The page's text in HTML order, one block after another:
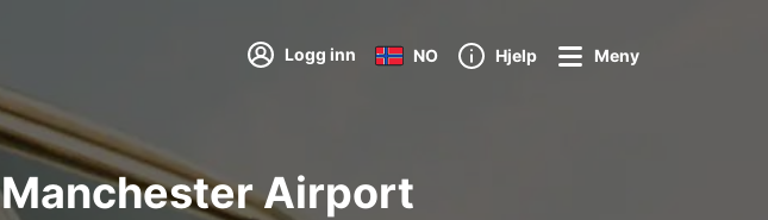
Logg inn NO Hjelp Meny
Airport